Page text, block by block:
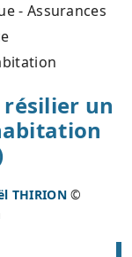
- Assurances
un
THIRION©